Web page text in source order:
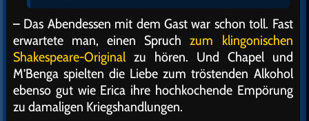
– Das Abendessen mit dem Gast war schon toll. Fast
erwartete man, einen Spruchzum klingonischen
Shakespeare-Original zu hören. Und Chapel und
M’Benga spielten die Liebe zum tröstenden Alkohol
ebenso gut wie Erica ihre hochkochende Empörung
zu damaligen Kriegshandlungen.